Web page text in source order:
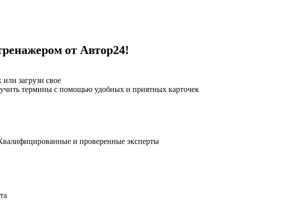
от Автор24!
загрузи свое
термины с помощью удобных и приятных карточек
и проверенные эксперты